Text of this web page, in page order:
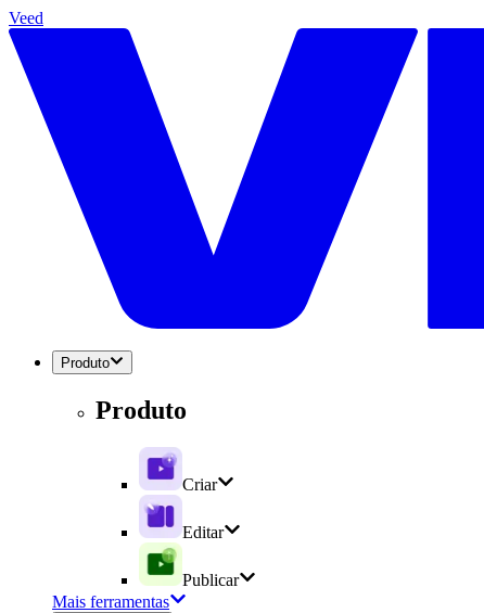
Veed
Produto
Produto
Criar
Editar
Publicar
Mais ferramentas